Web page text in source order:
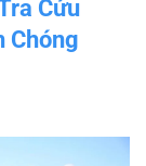
Cứu
Chóng